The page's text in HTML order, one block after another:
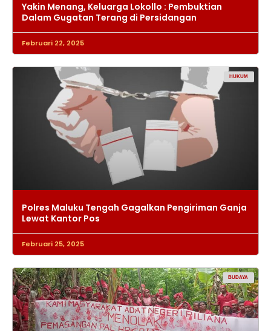
Yakin Menang, Keluarga Lokollo : Pembuktian
Dalam Gugatan Terang di Persidangan
Februari 22, 2025
HUKUM
Polres Maluku Tengah Gagalkan Pengiriman Ganja
Lewat Kantor Pos
Februari 25, 2025
BUDAYA